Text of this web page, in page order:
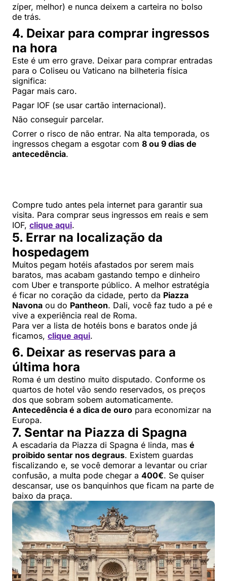
zíper, melhor) e nunca deixem a carteira no bolso
de trás.
4. Deixar para comprar ingressos
na hora
Este é um erro grave. Deixar para comprar entradas
para o Coliseu ou Vaticano na bilheteria física
significa:
Pagar mais caro.
Pagar IOF (se usar cartão internacional).
Não conseguir parcelar.
Correr o risco de não entrar. Na alta temporada, os
ingressos chegam a esgotar com 8 ou 9 dias de
antecedência.
Compre tudo antes pela internet para garantir sua
visita. Para comprar seus ingressos em reais e sem
IOF, clique aqui.
5. Errar na localização da
hospedagem
Muitos pegam hotéis afastados por serem mais
baratos, mas acabam gastando tempo e dinheiro
com Uber e transporte público. A melhor estratégia
é ficar no coração da cidade, perto da Piazza
Navona ou do Pantheon. Dali, você faz tudo a pé e
vive a experiência real de Roma.
Para ver a lista de hotéis bons e baratos onde já
ficamos, clique aqui.
6. Deixar as reservas para a
última hora
Roma é um destino muito disputado. Conforme os
quartos de hotel vão sendo reservados, os preços
dos que sobram sobem automaticamente.
Antecedência é a dica de ouro para economizar na
Europa.
7. Sentar na Piazza di Spagna
A escadaria da Piazza di Spagna é linda, mas é
proibido sentar nos degraus. Existem guardas
fiscalizando e, se você demorar a levantar ou criar
confusão, a multa pode chegar a 400€. Se quiser
descansar, use os banquinhos que ficam na parte de
baixo da praça.